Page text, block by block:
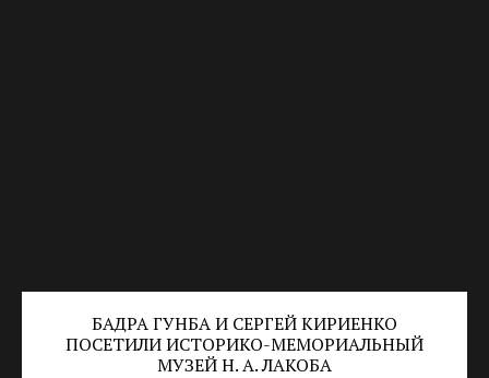
БАДРА ГУНБА И СЕРГЕЙ КИРИЕНКО
ПОСЕТИЛИ ИСТОРИКО-МЕМОРИАЛЬНЫЙ
МУЗЕЙ Н. А. ЛАКОБА